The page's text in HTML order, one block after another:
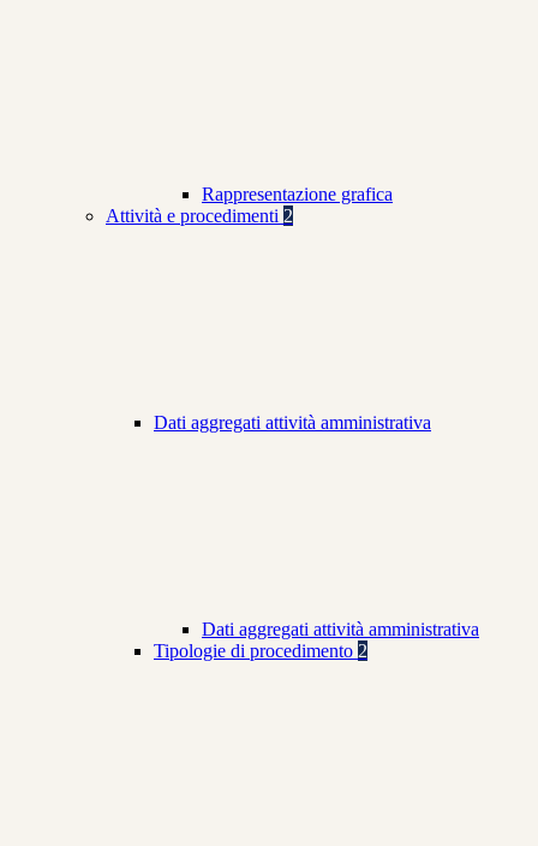
Rappresentazione grafica
Attività e procedimenti 2
Dati aggregati attività amministrativa
Dati aggregati attività amministrativa
Tipologie di procedimento 2